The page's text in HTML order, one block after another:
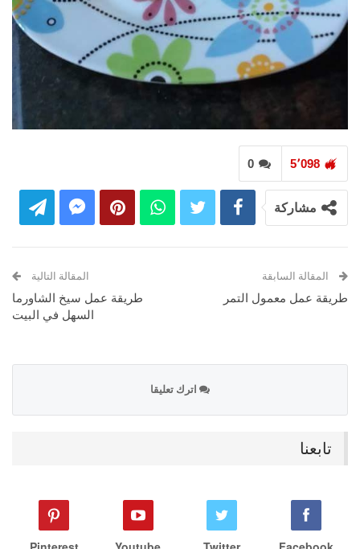
0 5٬098
مشاركة
المقالة السابقة
طريقة عمل معمول التمر
المقالة التالية
طريقة عمل سيخ الشاورما
السهل في البيت
اترك تعليقا
تابعنا